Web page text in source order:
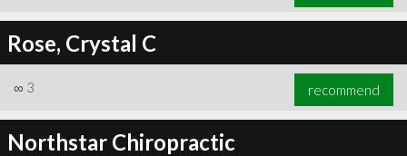
Rose, Crystal C
∞ 3 recommend
Northstar Chiropractic